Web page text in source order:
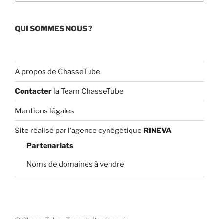
a
n
el
QUI SOMMES NOUS ?
A propos de ChasseTube
Contacter la Team ChasseTube
Mentions légales
Site réalisé par l’agence cynégétique RINEVA
Partenariats
Noms de domaines à vendre